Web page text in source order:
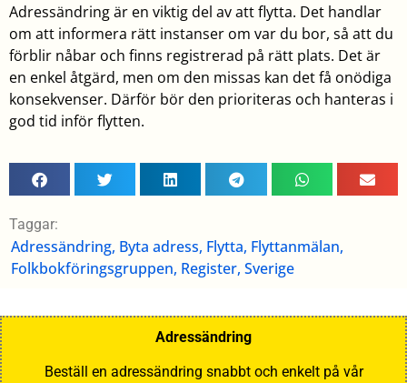
Adressändring är en viktig del av att flytta. Det handlar
om att informera rätt instanser om var du bor, så att du
förblir nåbar och finns registrerad på rätt plats. Det är
en enkel åtgärd, men om den missas kan det få onödiga
konsekvenser. Därför bör den prioriteras och hanteras i
god tid inför flytten.
Taggar:
Adressändring, Byta adress, Flytta, Flyttanmälan,
Folkbokföringsgruppen, Register, Sverige
Adressändring
Beställ en adressändring snabbt och enkelt på vår